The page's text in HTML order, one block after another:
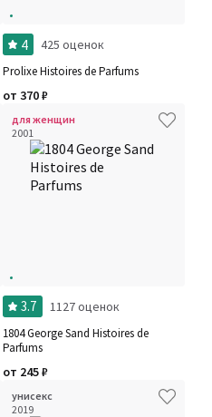
4 425 оценок
Prolixe Histoires de Parfums
от 370₽
для женщин
2001
3.7 1127 оценок
1804 George Sand Histoires de
Parfums
от 245₽
унисекс
2019